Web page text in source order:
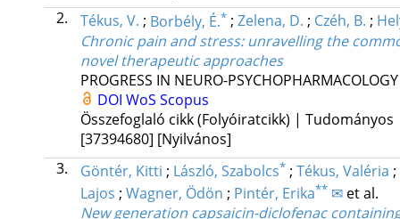
2.
Tékus, V. ; Borbély, É.* ; Zelena, D. ; Czéh, B. ;
Chronic pain and stress: unravelling the
novel therapeutic approaches
PROGRESS IN NEURO-
DOI WoS Scopus
Összefoglaló cikk (Folyóiratcikk) | Tudományos
[37394680] [Nyilvános]
3.
Göntér, Kitti ; László, Szabolcs* ; Tékus, Valéria ;
Lajos ; Wagner, Ödön ; Pintér, Erika**✉ et al.
New generation capsaicin-diclofenac